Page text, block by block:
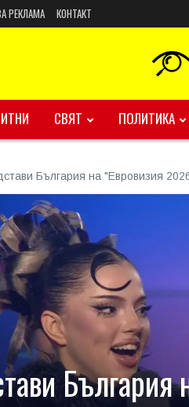
РЕКЛАМА КОНТАКТ
СВЯТ ПОЛИТИКА
България на "Евровизия
България